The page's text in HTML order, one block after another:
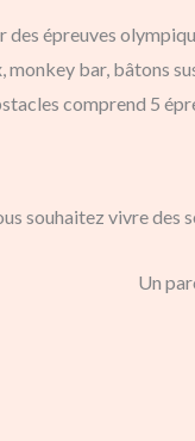
des épreuves
monkey bar, bâtons
comprend 5
souhaitez vivre des
Un